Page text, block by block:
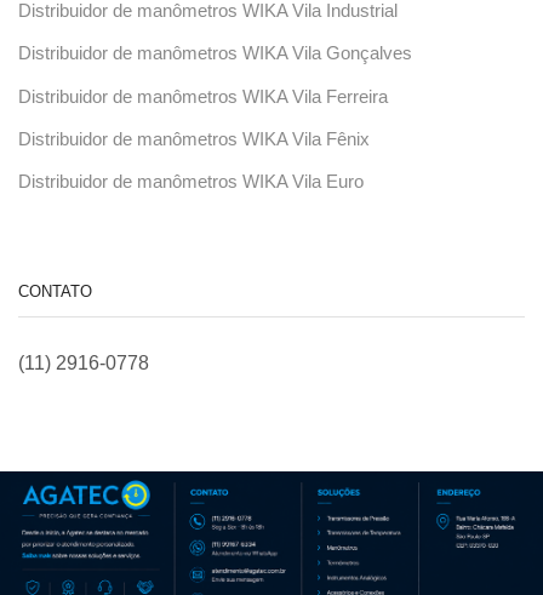
Distribuidor de manômetros WIKA Vila Industrial
Distribuidor de manômetros WIKA Vila Gonçalves
Distribuidor de manômetros WIKA Vila Ferreira
Distribuidor de manômetros WIKA Vila Fênix
Distribuidor de manômetros WIKA Vila Euro
CONTATO
(11) 2916-0778